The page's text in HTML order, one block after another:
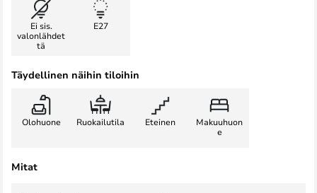
Ei sis.
valonlähdet
tä
E27
Täydellinen näihin tiloihin
Olohuone Ruokailutila Eteinen
Makuuhuon
e
Mitat